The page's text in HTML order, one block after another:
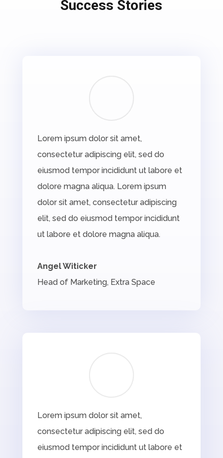
Success Stories
Lorem ipsum dolor sit amet,
consectetur adipiscing elit, sed do
eiusmod tempor incididunt ut labore et
dolore magna aliqua. Lorem ipsum
dolor sit amet, consectetur adipiscing
elit, sed do eiusmod tempor incididunt
ut labore et dolore magna aliqua.
Angel Witicker
Head of Marketing, Extra Space
Lorem ipsum dolor sit amet,
consectetur adipiscing elit, sed do
eiusmod tempor incididunt ut labore et